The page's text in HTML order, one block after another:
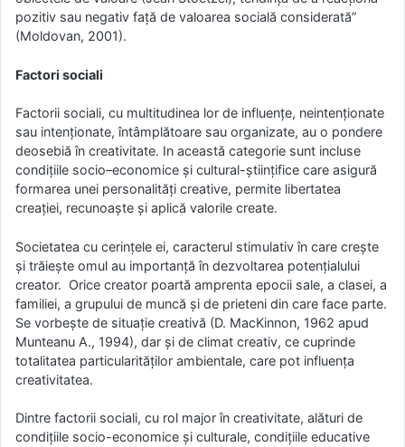
pozitiv sau negativ față de valoarea socială considerată”
(Moldovan, 2001).
Factori sociali
Factorii sociali, cu multitudinea lor de influențe, neintenționate
sau intenționate, întâmplătoare sau organizate, au o pondere
deosebiă în creativitate. In această categorie sunt incluse
condițiile socio–economice şi cultural-ştiinţifice care asigură
formarea unei personalităţi creative, permite libertatea
creaţiei, recunoaşte şi aplică valorile create.
Societatea cu cerințele ei, caracterul stimulativ în care crește
și trăiește omul au importanță în dezvoltarea potențialului
creator. Orice creator poartă amprenta epocii sale, a clasei, a
familiei, a grupului de muncă și de prieteni din care face parte.
Se vorbește de situație creativă (D. MacKinnon, 1962 apud
Munteanu A., 1994), dar și de climat creativ, ce cuprinde
totalitatea particularităților ambientale, care pot influența
creativitatea.
Dintre factorii sociali, cu rol major în creativitate, alături de
condițiile socio-economice și culturale, condițiile educative